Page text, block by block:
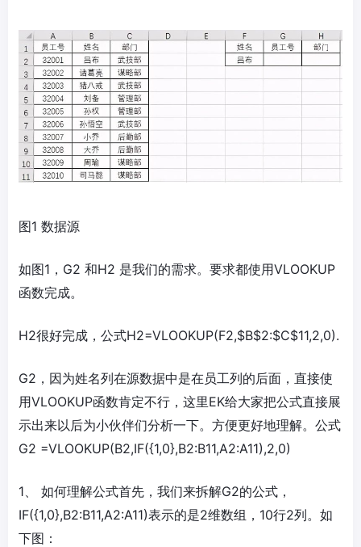
图1 数据源
如图1，G2 和H2 是我们的需求。要求都使用VLOOKUP
函数完成。
H2很好完成，公式H2=VLOOKUP(F2,$B$2:$C$11,2,0).
G2，因为姓名列在源数据中是在员工列的后面，直接使
用VLOOKUP函数肯定不行，这里EK给大家把公式直接展
示出来以后为小伙伴们分析一下。方便更好地理解。公式
G2 =VLOOKUP(B2,IF({1,0},B2:B11,A2:A11),2,0)
1、 如何理解公式首先，我们来拆解G2的公式，
IF({1,0},B2:B11,A2:A11)表示的是2维数组，10行2列。如
下图：